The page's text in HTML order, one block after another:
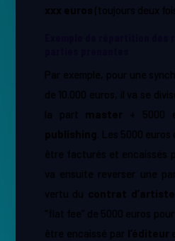
xxx euros (toujours deux
Par exemple, pour une
de 10.000 euros, il va se
la part ​ master + 5000
publishing ​. Les 5000
être facturés et encaissés
va ensuite reverser une
vertu du ​ contrat d’artiste
“flat fee” de 5000 euros pour
être encaissé par ​ l’éditeur